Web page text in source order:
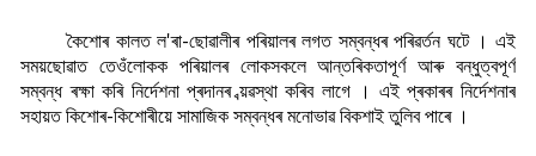
কৈশোৰ কালত ল'ৰা-ছোৱালীৰ পৰিয়ালৰ লগত সম্বন্ধৰ পৰিৱৰ্তন ঘটে । এই
সময়ছোৱাত তেওঁলোকক পৰিয়ালৰ লোকসকলে আন্তৰিকতাপূৰ্ণ আৰু বন্ধুত্বপূৰ্ণ
সম্বন্ধ ৰক্ষা কৰি নিৰ্দেশনা প্ৰদানৰ ব্য়ৱস্থা কৰিব লাগে । এই প্ৰকাৰৰ নিৰ্দেশনাৰ
সহায়ত কিশোৰ-কিশোৰীয়ে সামাজিক সম্বন্ধৰ মনোভাৱ বিকশাই তুলিব পাৰে ।